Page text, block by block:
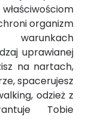
organizm
warunkach
uprawianej
na nartach,
spacerujesz
odzież z
Tobie